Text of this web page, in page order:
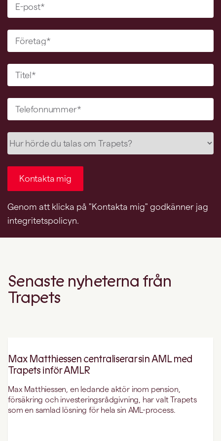
Senaste nyheterna från
Trapets
Max Matthiessen centraliserar sin AML med
Trapets inför AMLR
Max Matthiessen, en ledande aktör inom pension,
försäkring och investeringsrådgivning, har valt Trapets
som en samlad lösning för hela sin AML-process.